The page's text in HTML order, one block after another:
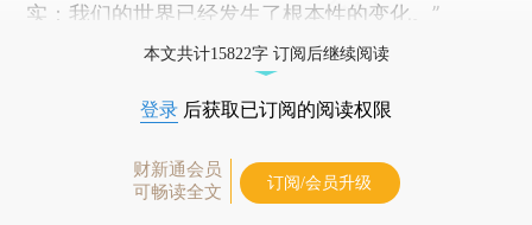
实：我们的世界已经发生了根本性的变化。”
本文共计15822字 订阅后继续阅读
登录 后获取已订阅的阅读权限
财新通会员
可畅读全文
订阅/会员升级